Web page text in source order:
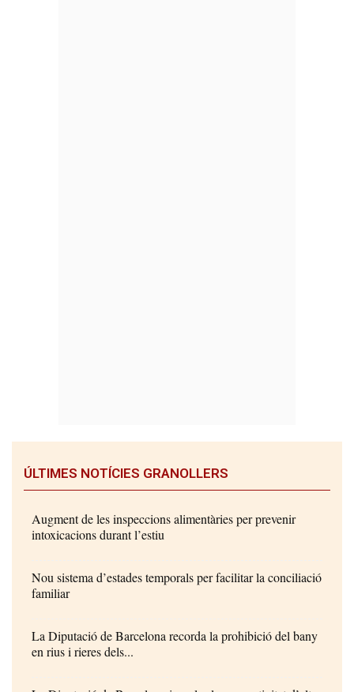
ÚLTIMES NOTÍCIES GRANOLLERS
Augment de les inspeccions alimentàries per prevenir
intoxicacions durant l’estiu
Nou sistema d’estades temporals per facilitar la conciliació
familiar
La Diputació de Barcelona recorda la prohibició del bany
en rius i rieres dels...